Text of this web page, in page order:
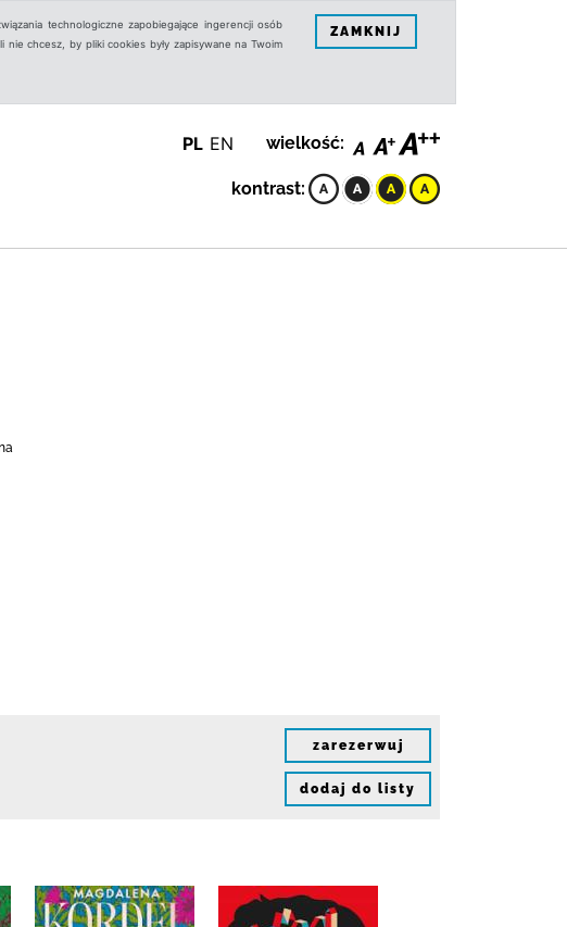
technologiczne zapobiegające ingerencji osób
chcesz, by pliki cookies były zapisywane na Twoim
ZAMKNIJ
PL EN wielkość:
kontrast:
zarezerwuj
dodaj do listy